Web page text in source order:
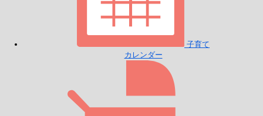
子育て
カレンダー